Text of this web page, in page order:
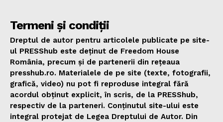
Termeni și condiții
Dreptul de autor pentru articolele publicate pe site-
ul PRESShub este deținut de Freedom House
România, precum și de partenerii din rețeaua
presshub.ro. Materialele de pe site (texte, fotografii,
grafică, video) nu pot fi reproduse integral fără
acordul obținut explicit, în scris, de la PRESShub,
respectiv de la parteneri. Conținutul site-ului este
integral protejat de Legea Dreptului de Autor. Din